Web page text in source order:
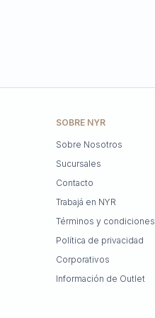
SOBRE NYR
Sobre Nosotros
Sucursales
Contacto
Trabajá en NYR
Términos y condiciones
Política de privacidad
Corporativos
Información de Outlet